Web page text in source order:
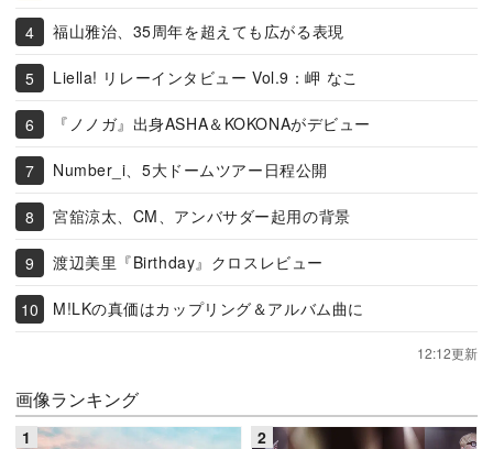
福山雅治、35周年を超えても広がる表現
Liella! リレーインタビュー Vol.9：岬 なこ
『ノノガ』出身ASHA＆KOKONAがデビュー
Number_i、5大ドームツアー日程公開
宮舘涼太、CM、アンバサダー起用の背景
渡辺美里『Birthday』クロスレビュー
M!LKの真価はカップリング＆アルバム曲に
12:12更新
画像ランキング